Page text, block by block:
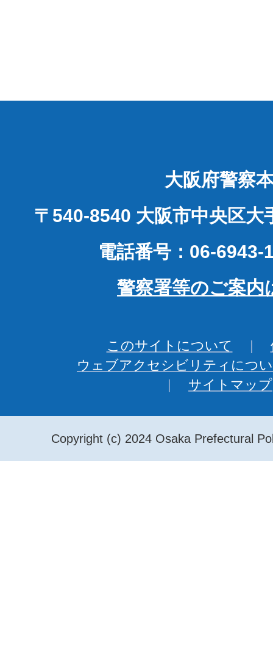
大阪府警察
〒540-8540 大阪市中央区大
電話番号：06-6943-
警察署等のご案内
このサイトについて
ウェブアクセシビリティにつ
サイトマップ
Copyright (c) 2024 Osaka Prefectural